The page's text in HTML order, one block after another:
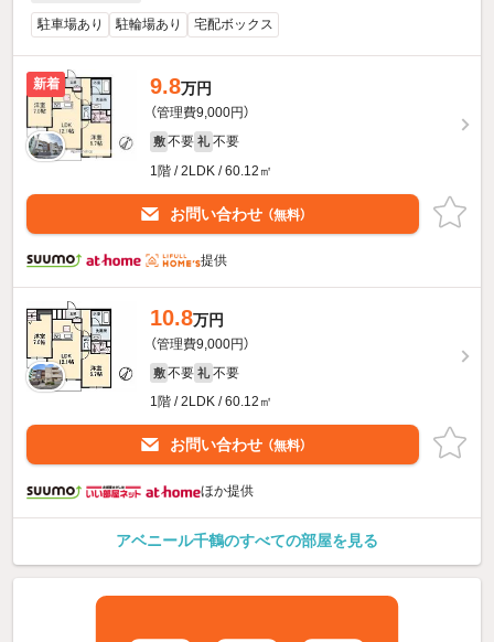
駐車場あり 駐輪場あり 宅配ボックス
新着 9.8万円
（管理費9,000円）
敷 不要 礼 不要
1階 / 2LDK / 60.12㎡
お問い合わせ （無料）
提供
10.8万円
（管理費9,000円）
敷 不要 礼 不要
1階 / 2LDK / 60.12㎡
お問い合わせ （無料）
ほか提供
アベニール千鶴のすべての部屋を見る